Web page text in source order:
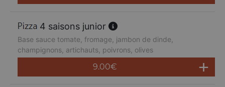
4 saisons junior
Base sauce tomate, fromage, jambon de dinde,
champignons, artichauts, poivrons, olives
9.00€